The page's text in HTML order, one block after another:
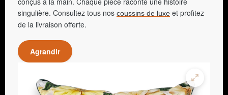
singulière. Consultez tous nos coussins de luxe et profitez
de la livraison offerte.
Agrandir